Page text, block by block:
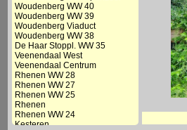
Woudenberg WW 40
Woudenberg WW 39
Woudenberg Viaduct
Woudenberg WW 38
De Haar Stoppl. WW 35
Veenendaal West
Veenendaal Centrum
Rhenen WW 28
Rhenen WW 27
Rhenen WW 25
Rhenen
Rhenen WW 24
Kesteren